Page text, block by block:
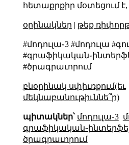
հետաքրքիր մօտեցում
օրինակներ | թեք
#մոդուլա֊3 #մոդուլա
#ծրագրաւորում
բնօրինակ սփիւռքում(եւ
մեկնաբանութիւննե՞ր)
պիտակներ՝ մոդուլա֊3
ծրագրաւորում